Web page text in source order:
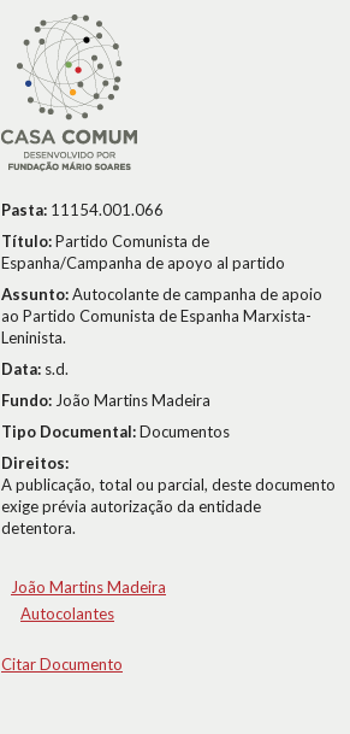
Pasta: 11154.001.066
Título:Partido Comunista de
Espanha/Campanha de apoyo al partido
Assunto:Autocolante de campanha de apoio
ao Partido Comunista de Espanha Marxista-
Leninista.
Data: s.d.
Fundo: João Martins Madeira
Tipo Documental:Documentos
Direitos:
A publicação, total ou parcial, deste documento
exige prévia autorização da entidade
detentora.
João Martins Madeira
Autocolantes
Citar Documento